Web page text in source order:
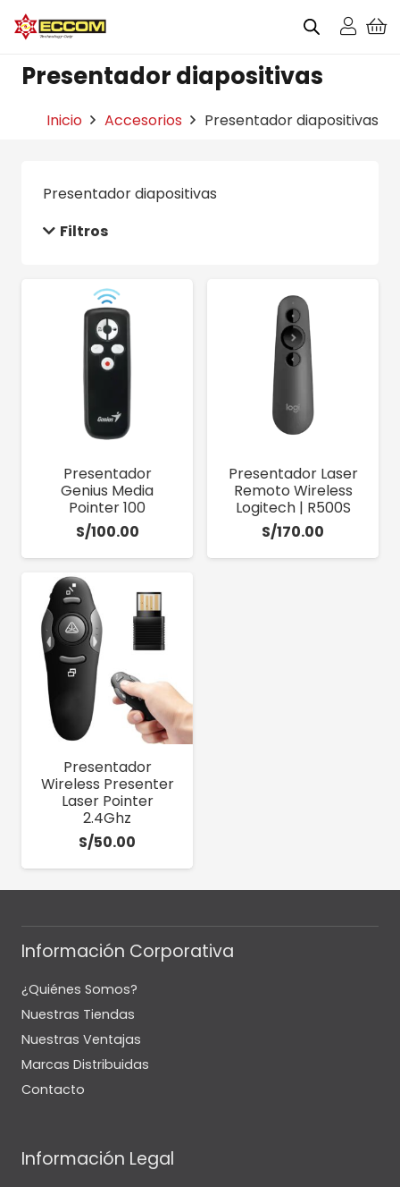
Presentador diapositivas
Inicio Accesorios Presentador diapositivas
Presentador diapositivas
Filtros
Presentador
Genius Media
Pointer 100
S/100.00
Presentador Laser
Remoto Wireless
Logitech | R500S
S/170.00
Presentador
Wireless Presenter
Laser Pointer
2.4Ghz
S/50.00
Información Corporativa
¿Quiénes Somos?
Nuestras Tiendas
Nuestras Ventajas
Marcas Distribuidas
Contacto
Información Legal